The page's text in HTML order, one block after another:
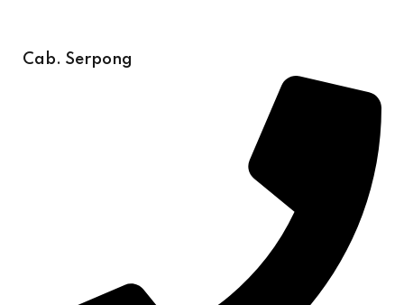
Cab. Serpong